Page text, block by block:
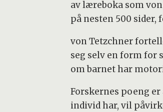
av læreboka som
på nesten 500 sider,
von Tetzchner
seg selv en form for
om barnet har
Forskernes poeng
individ har, vil